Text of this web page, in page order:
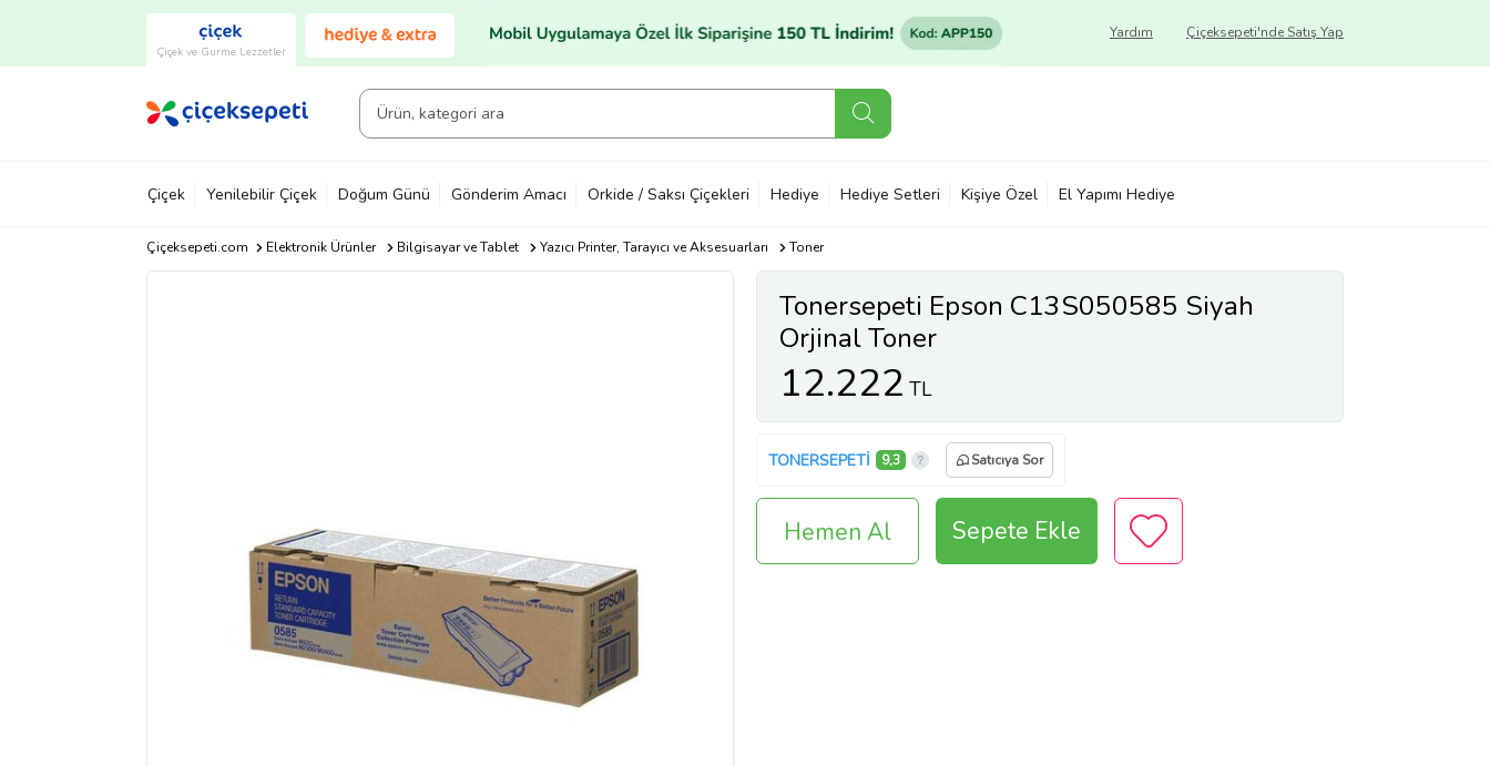
Çiçek ve Gurme Lezzetler
Çiçeksepeti'nde Satış Yap
Yardım
Çiçek Yenilebilir Çiçek Doğum Günü Gönderim Amacı Orkide / Saksı Çiçekleri Hediye Hediye Setleri Kişiye Özel El Yapımı Hediye
Çiçeksepeti.com Elektronik Ürünler Bilgisayar ve Tablet Yazıcı Printer, Tarayıcı ve Aksesuarları Toner
Tonersepeti Epson C13S050585 Siyah
Orjinal Toner
12.222 TL
TONERSEPETİ 9,3 Satıcıya Sor
Hemen Al Sepete Ekle